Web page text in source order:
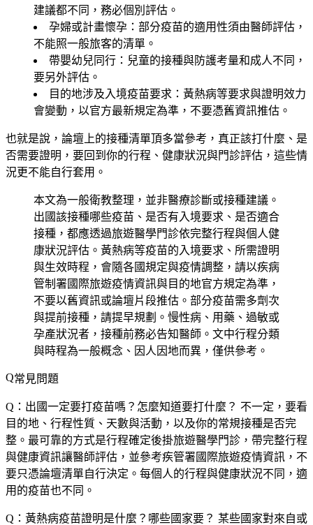
建議都不同，務必個別評估。
孕婦或計畫懷孕 ：部分疫苗的適用性須由醫師評估，
不能照一般旅客的清單。
帶嬰幼兒同行 ：兒童的接種與防護考量和成人不同，
要另外評估。
目的地涉及入境疫苗要求 ：黃熱病等要求與證明效力
會變動，以官方最新規定為準，不要憑舊資訊推估。
也就是說，論壇上的接種清單頂多當參考，真正該打什麼、是
否需要證明，要回到你的行程、健康狀況與門診評估，這些情
況更不能自行套用。
本文為一般衛教整理，並非醫療診斷或接種建議。
出國該接種哪些疫苗、是否有入境要求、是否適合
接種，都應透過旅遊醫學門診依完整行程與個人健
康狀況評估。黃熱病等疫苗的入境要求、所需證明
與生效時程，會隨各國規定與疫情調整，請以疾病
管制署國際旅遊疫情資訊與目的地官方規定為準，
不要以舊資訊或論壇片段推估。部分疫苗需多劑次
與提前接種，請提早規劃。慢性病、用藥、過敏或
孕產狀況者，接種前務必告知醫師。文中行程分類
與時程為一般概念、因人因地而異，僅供參考。
常見問題
Q：出國一定要打疫苗嗎？怎麼知道要打什麼？ 不一定，要看
目的地、行程性質、天數與活動，以及你的常規接種是否完
整。最可靠的方式是行程確定後掛旅遊醫學門診，帶完整行程
與健康資訊讓醫師評估，並參考疾管署國際旅遊疫情資訊，不
要只憑論壇清單自行決定。每個人的行程與健康狀況不同，適
用的疫苗也不同。
Q：黃熱病疫苗證明是什麼？哪些國家要？ 某些國家對來自或